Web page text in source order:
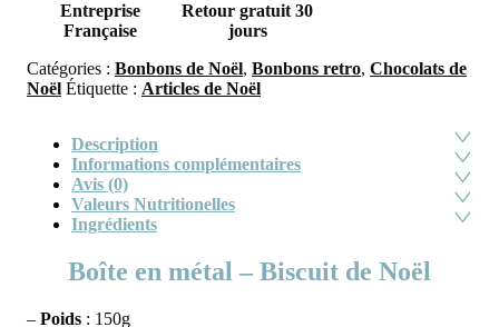
Entreprise
Française
Retour gratuit 30
jours
Catégories : Bonbons de Noël, Bonbons retro, Chocolats de
Noël Étiquette : Articles de Noël
Description
Informations complémentaires
Avis (0)
Valeurs Nutritionelles
Ingrédients
Boîte en métal – Biscuit de Noël
– Poids : 150g